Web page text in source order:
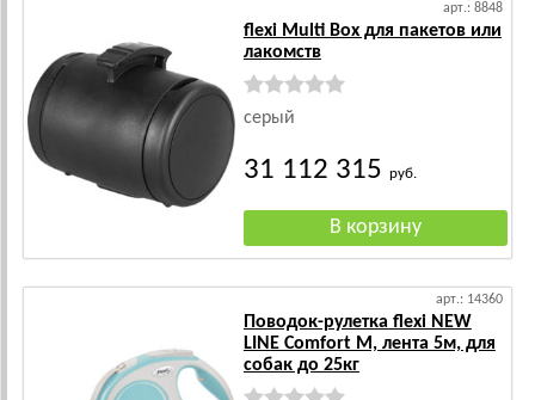
арт.: 8848
flexi Multi Box для пакетов или
лакомств
серый
31 112 315 руб.
арт.: 14360
Поводок-рулетка flexi NEW
LINE Comfort М, лента 5м, для
собак до 25кг